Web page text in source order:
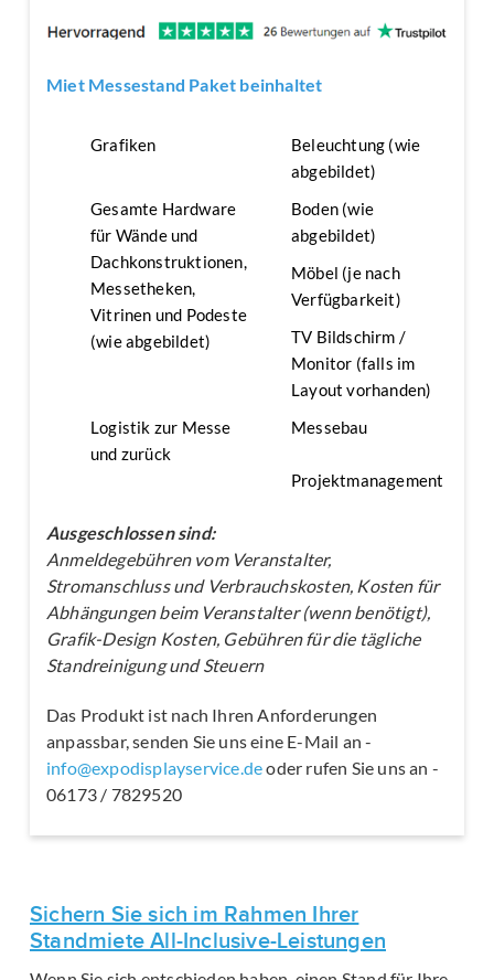
Miet Messestand Paket beinhaltet
Grafiken
Beleuchtung (wie
abgebildet)
Gesamte Hardware
für Wände und
Dachkonstruktionen,
Messetheken,
Vitrinen und Podeste
(wie abgebildet)
Boden (wie
abgebildet)
Möbel (je nach
Verfügbarkeit)
TV Bildschirm /
Monitor (falls im
Layout vorhanden)
Logistik zur Messe
und zurück
Messebau
Projektmanagement
Ausgeschlossen sind:
Anmeldegebühren vom Veranstalter,
Stromanschluss und Verbrauchskosten, Kosten für
Abhängungen beim Veranstalter (wenn benötigt),
Grafik-Design Kosten, Gebühren für die tägliche
Standreinigung und Steuern
Das Produkt ist nach Ihren Anforderungen
anpassbar, senden Sie uns eine E-Mail an -
info@expodisplayservice.deoder rufen Sie uns an -
06173 / 7829520
Sichern Sie sich im Rahmen Ihrer
Standmiete All-Inclusive-Leistungen